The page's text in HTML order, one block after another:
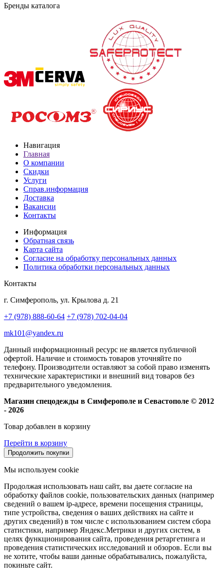
Бренды каталога
Навигация
Главная
О компании
Скидки
Услуги
Справ.информация
Доставка
Вакансии
Контакты
Информация
Обратная связь
Карта сайта
Согласие на обработку персональных данных
Политика обработки персональных данных
Контакты
г. Симферополь, ул. Крылова д. 21
+7 (978) 888-60-64 +7 (978) 702-04-04
mk101@yandex.ru
Данный информационный ресурс не является публичной
офертой. Наличие и стоимость товаров уточняйте по
телефону. Производители оставляют за собой право изменять
технические характеристики и внешний вид товаров без
предварительного уведомления.
Магазин спецодежды в Симферополе и Севастополе © 2012
- 2026
Товар добавлен в корзину
Перейти в корзину
Продолжить покупки
Мы используем cookie
Продолжая использовать наш сайт, вы даете согласие на
обработку файлов cookie, пользовательских данных (например
сведений о вашем ip-адресе, времени посещения страницы,
типе устройства, сведения о ваших действиях на сайте и
других сведений) в том числе с использованием систем сбора
статистики, например Яндекс.Метрики и других систем, в
целях функционирования сайта, проведения ретаргетинга и
проведения статистических исследований и обзоров. Если вы
не хотите, чтобы ваши данные обрабатывались, пожалуйста,
покиньте сайт.